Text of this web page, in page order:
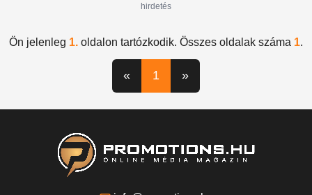
hirdetés
Ön jelenleg 1. oldalon tartózkodik. Összes oldalak száma 1.
« 1 »